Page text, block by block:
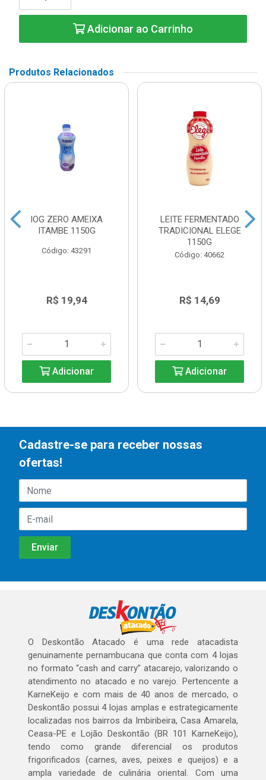
Adicionar ao Carrinho
Produtos Relacionados
IOG ZERO AMEIXA
ITAMBE 1150G
Código: 43291
R$ 19,94
Adicionar
LEITE FERMENTADO
TRADICIONAL ELEGE
1150G
Código: 40662
R$ 14,69
Adicionar
Cadastre-se para receber nossas
ofertas!
O Deskontão Atacado é uma rede atacadista
genuinamente pernambucana que conta com 4 lojas
no formato “cash and carry” atacarejo, valorizando o
atendimento no atacado e no varejo. Pertencente a
KarneKeijo e com mais de 40 anos de mercado, o
Deskontão possui 4 lojas amplas e estrategicamente
localizadas nos bairros da Imbiribeira, Casa Amarela,
Ceasa-PE e Lojão Deskontão (BR 101 KarneKeijo),
tendo como grande diferencial os produtos
frigorificados (carnes, aves, peixes e queijos) e a
ampla variedade de culinária oriental. Com uma